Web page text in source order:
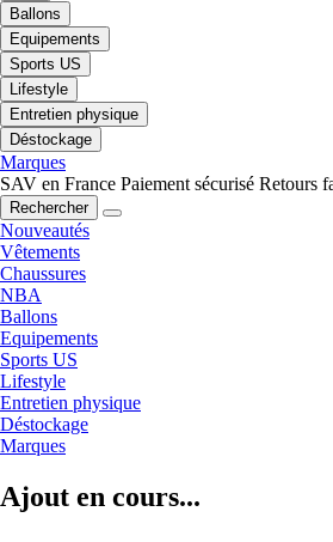
Ballons
Equipements
Sports US
Lifestyle
Entretien physique
Déstockage
Marques
SAV en France Paiement sécurisé Retours
Rechercher
Nouveautés
Vêtements
Chaussures
NBA
Ballons
Equipements
Sports US
Lifestyle
Entretien physique
Déstockage
Marques
Ajout en cours...